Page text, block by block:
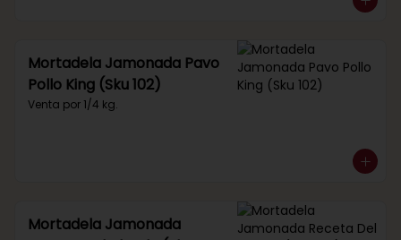
Mortadela Jamonada Pavo
Pollo King (Sku 102)
Venta por 1/4 kg.
Mortadela Jamonada